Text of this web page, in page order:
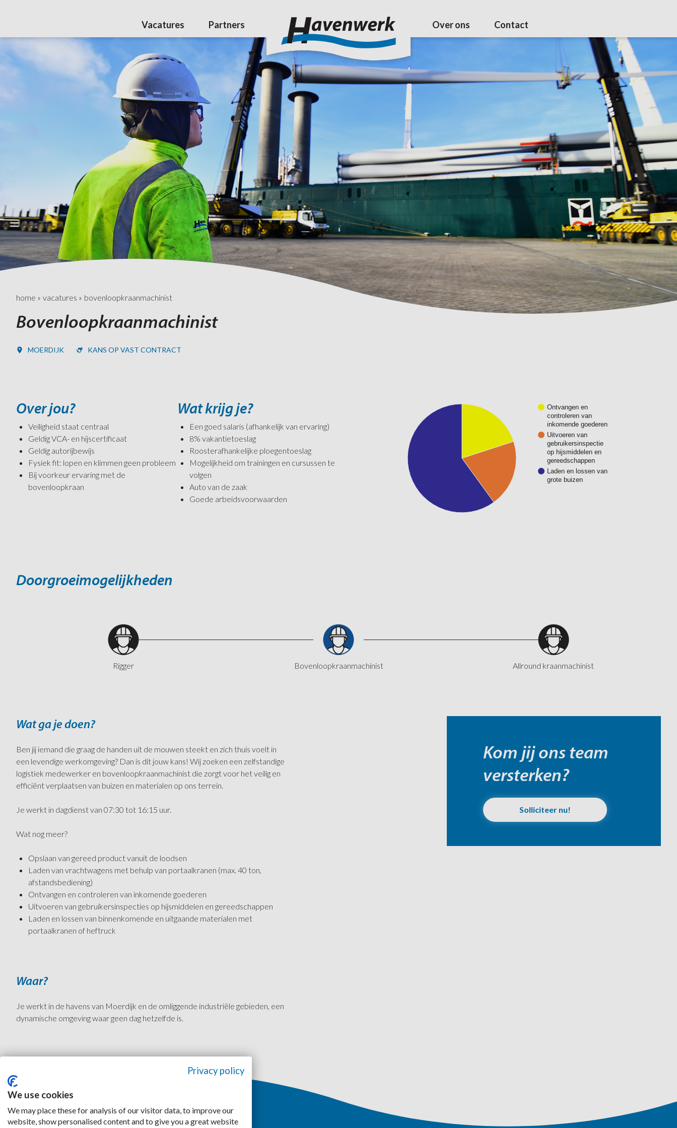
Vacatures Partners Over ons Contact
home » vacatures » bovenloopkraanmachinist
Bovenloopkraanmachinist
MOERDIJK KANS OP VAST CONTRACT
Wat krijg je?
Een goed salaris (afhankelijk van ervaring)
8% vakantietoeslag
Roosterafhankelijke ploegentoeslag
Mogelijkheid om trainingen en cursussen te
volgen
Auto van de zaak
Goede arbeidsvoorwaarden
Over jou?
Veiligheid staat centraal
Geldig VCA- en hijscertificaat
Geldig autorijbewijs
Fysiek fit: lopen en klimmen geen probleem
Bij voorkeur ervaring met de
bovenloopkraan
Ontvangen en
controleren van
inkomende goederen
Uitvoeren van
gebruikersinspectie
op hijsmiddelen en
gereedschappen
Laden en lossen van
grote buizen
Doorgroeimogelijkheden
Rigger Bovenloopkraanmachinist Allround kraanmachinist
Wat ga je doen?
Ben jij iemand die graag de handen uit de mouwen steekt en zich thuis voelt in
een levendige werkomgeving? Dan is dit jouw kans! Wij zoeken een zelfstandige
logistiek medewerker en bovenloopkraanmachinist die zorgt voor het veilig en
efficiënt verplaatsen van buizen en materialen op ons terrein.
Je werkt in dagdienst van 07:30 tot 16:15 uur.
Wat nog meer?
Opslaan van gereed product vanuit de loodsen
Laden van vrachtwagens met behulp van portaalkranen (max. 40 ton,
afstandsbediening)
Ontvangen en controleren van inkomende goederen
Uitvoeren van gebruikersinspecties op hijsmiddelen en gereedschappen
Laden en lossen van binnenkomende en uitgaande materialen met
portaalkranen of heftruck
Waar?
Je werkt in de havens van Moerdijk en de omliggende industriële gebieden, een
dynamische omgeving waar geen dag hetzelfde is.
Kom jij ons team
versterken?
Solliciteer nu!
Kom jij ons team versterken?
Privacy policy
We use cookies
We may place these for analysis of our visitor data, to improve our
website, show personalised content and to give you a great website